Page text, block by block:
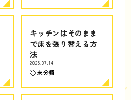
キッチンはそのまま
で床を張り替える方
法
2025.07.14
未分類